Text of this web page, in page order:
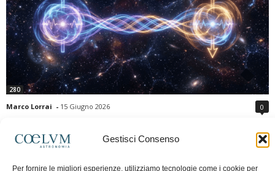
Gestisci Consenso
Per fornire le migliori esperienze, utilizziamo tecnologie come i cookie per
280
Marco Lorrai - 15 Giugno 2026 0
moderna: due particelle possono mostrare correlazioni che sembrano ignorare
la distanza che le separa. Gli esperimenti e i teoremi di Bell hanno escluso le
previsioni della meccanica quantistica. Nonostante ciò, l'entanglement non